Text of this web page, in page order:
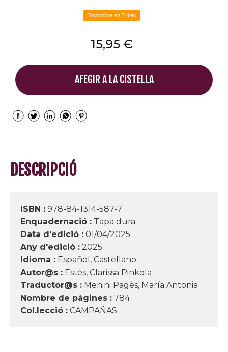
Disponible en 7 dies
15,95 €
AFEGIR A LA CISTELLA
DESCRIPCIÓ
ISBN : 978-84-1314-587-7
Enquadernació : Tapa dura
Data d'edició : 01/04/2025
Any d'edició : 2025
Idioma : Español, Castellano
Autor@s : Estés, Clarissa Pinkola
Traductor@s : Menini Pagès, María Antonia
Nombre de pàgines : 784
Col.lecció : CAMPAÑAS